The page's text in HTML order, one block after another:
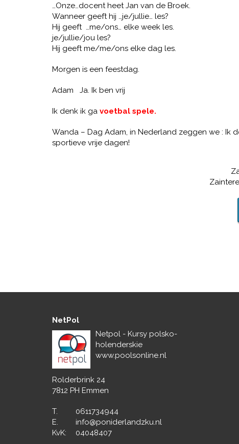
…Onze…docent heet Jan van de Broek.
Wanneer geeft hij …je/jullie… les?
Hij geeft …me/ons… elke week les.
je/jullie/jou les?
Hij geeft me/me/ons elke dag les.
Morgen is een feestdag.
Adam Ja. Ik ben vrij
Ik denk ik ga voetbal spele.
Wanda – Dag Adam, in Nederland zeggen we : Ik
sportieve vrije dagen!
NetPol
Netpol - Kursy polsko-
holenderskie
www.poolsonline.nl
Rolderbrink 24
7812 PH Emmen
T.
0611734944
E.
info@poniderlandzku.nl
KvK:
04048407